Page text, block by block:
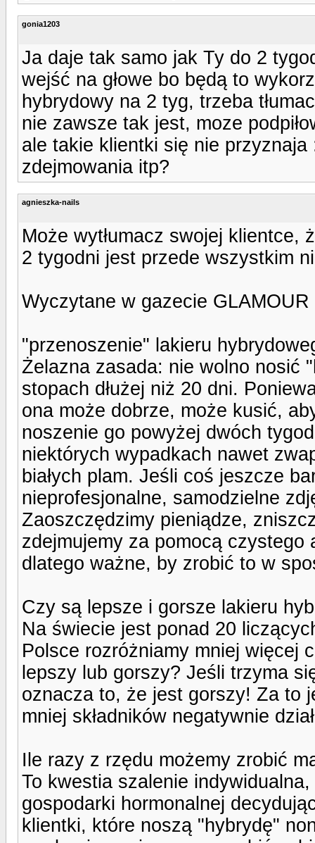
gonia1203
Ja daje tak samo jak Ty do 2
wejść na głowe bo będą to
hybrydowy na 2 tyg, trzeba
nie zawsze tak jest, moze
ale takie klientki się nie
zdejmowania itp?
agnieszka-nails
Może wytłumacz swojej klientce,
2 tygodni jest przede wszystkim
Wyczytane w gazecie
"przenoszenie" lakieru
Żelazna zasada: nie wolno nosić
stopach dłużej niż 20 dni.
ona może dobrze, może kusić,
noszenie go powyżej dwóch
niektórych wypadkach nawet
białych plam. Jeśli coś jeszcze
nieprofesjonalne, samodzielne
Zaoszczędzimy pieniądze,
zdejmujemy za pomocą czystego
dlatego ważne, by zrobić to w
Czy są lepsze i gorsze lakieru
Na świecie jest ponad 20
Polsce rozróżniamy mniej więcej
lepszy lub gorszy? Jeśli trzyma
oznacza to, że jest gorszy! Za to
mniej składników negatywnie
Ile razy z rzędu możemy zrobić
To kwestia szalenie
gospodarki hormonalnej
klientki, które noszą "hybrydę"